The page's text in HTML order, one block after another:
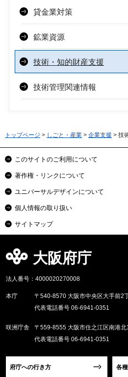
貸金業対策
鉱業資源
技術・知的財産支援
技術管理関連情報
トップページ > しごと・産業 > 企業支援 > 技
このサイトのご利用について
著作権・リンクについて
ユニバーサルデザインについて
個人情報の取り扱い
サイトマップ
大阪府庁
法人番号：4000020270008
本庁
〒540-8570 大阪市中央区大手前2
代表電話番号 06-6941-0351
咲洲庁舎
〒559-8555 大阪市住之江区南港
代表電話番号 06-6941-0351
府庁への行き方 各